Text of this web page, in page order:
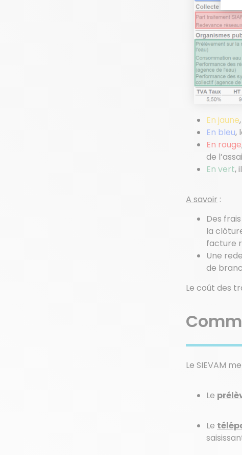
En jaune
En bleu,
En rouge
de
En vert,
A savoir :
Des
la
facture
Une
de
Le coût des
Le SIEVAM
Le
Le